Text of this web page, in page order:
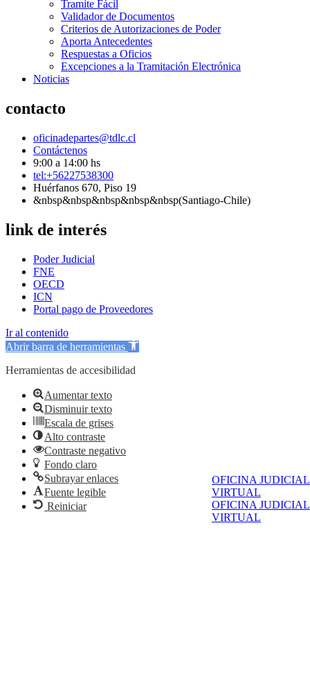
OFICINA JUDICIAL
VIRTUAL
OFICINA JUDICIAL
VIRTUAL
Tramite Fácil
Validador de Documentos
Criterios de Autorizaciones de Poder
Aporta Antecedentes
Respuestas a Oficios
Excepciones a la Tramitación Electrónica
Noticias
contacto
oficinadepartes@tdlc.cl
Contáctenos
9:00 a 14:00 hs
tel:+56227538300
Huérfanos 670, Piso 19
&nbsp&nbsp&nbsp&nbsp&nbsp(Santiago-Chile)
link de interés
Poder Judicial
FNE
OECD
ICN
Portal pago de Proveedores
Ir al contenido
Abrir barra de herramientas
Herramientas de accesibilidad
Aumentar texto
Disminuir texto
Escala de grises
Alto contraste
Contraste negativo
Fondo claro
Subrayar enlaces
Fuente legible
Reiniciar